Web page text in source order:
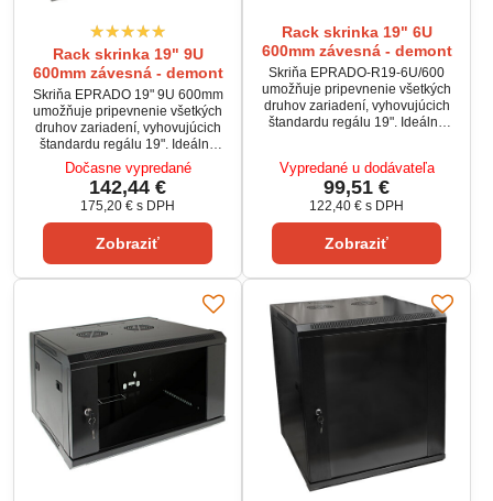
Rack skrinka 19" 9U
600mm závesná - demont
Skriňa EPRADO 19" 9U 600mm
umožňuje pripevnenie všetkých
druhov zariadení, vyhovujúcich
štandardu regálu 19". Ideálne
riešenie pre inštalácie DVR,
napájacích jednotiek,
rozbočovačov, hlavných staníc,
sieťových zariadení, atď.
Dočasne vypredané
142,44 €
175,20 € s DPH
Zobraziť
Rack skrinka 19" 6U
600mm závesná - demont
Skriňa EPRADO-R19-6U/600
umožňuje pripevnenie všetkých
druhov zariadení, vyhovujúcich
štandardu regálu 19". Ideálne
rozbočovačov, hlavných staníc,
sieťových zariadení, atď.
Vypredané u dodávateľa
99,51 €
122,40 € s DPH
Zobraziť